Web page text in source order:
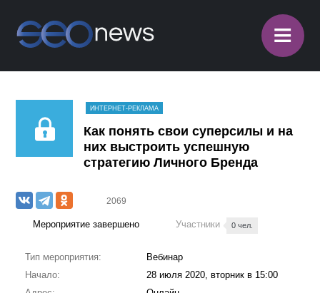
≡
ИНТЕРНЕТ-РЕКЛАМА
Как понять свои суперсилы и на
них выстроить успешную
стратегию Личного Бренда
2069
Мероприятие завершено Участники 0 чел.
Тип мероприятия:
Вебинар
Начало:
28 июля 2020, вторник в 15:00